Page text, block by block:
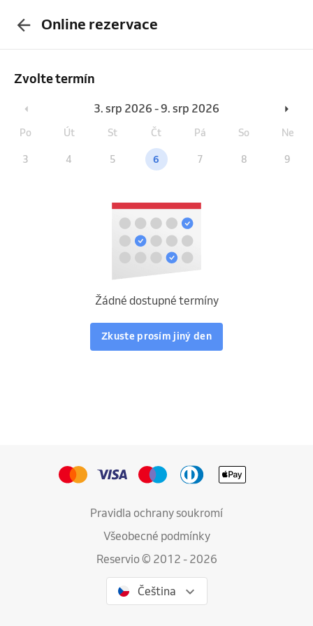
Online rezervace
Zvolte termín
3. srp 2026 - 9. srp 2026
Po Út St Čt Pá So Ne
3 4 5 6 7 8 9
Žádné dostupné termíny
Zkuste prosím jiný den
Pravidla ochrany soukromí
Všeobecné podmínky
Reservio © 2012 - 2026
Čeština